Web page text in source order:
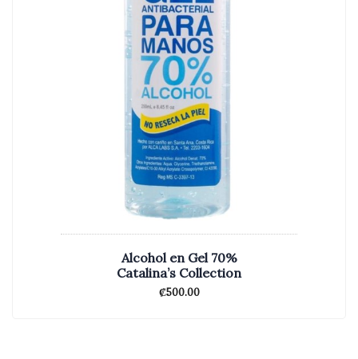
Alcohol en Gel 70%
Catalina’s Collection
₡500.00